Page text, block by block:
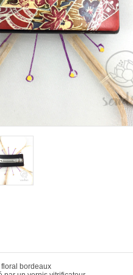
bordeaux